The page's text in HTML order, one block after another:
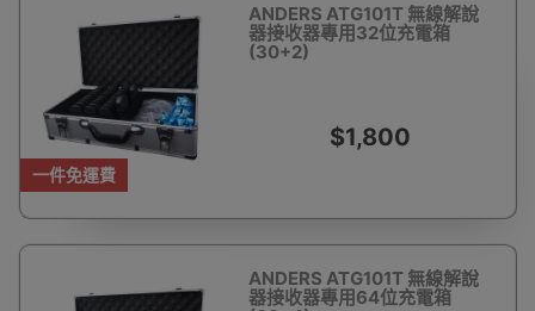
一件免運費
ANDERS ATG101T 無線解說
器接收器專用32位充電箱
(30+2)
$1,800
ANDERS ATG101T 無線解說
器接收器專用64位充電箱